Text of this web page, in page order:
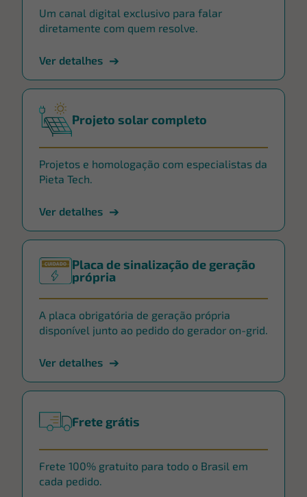
Um canal digital exclusivo para falar
diretamente com quem resolve.
Ver detalhes
Projeto solar completo
Projetos e homologação com especialistas da
Pieta Tech.
Ver detalhes
Placa de sinalização de geração
própria
A placa obrigatória de geração própria
disponível junto ao pedido do gerador on-grid.
Ver detalhes
Frete grátis
Frete 100% gratuito para todo o Brasil em
cada pedido.